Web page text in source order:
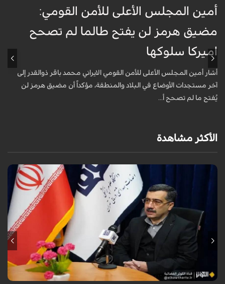
أمين المجلس الأعلى للأمن القومي:
مضيق هرمز لن يفتح طالما لم تصحح
اميركا سلوكها
أشار أمين المجلس الأعلى للأمن القومي الايراني محمد باقر ذوالقدر إلى
آخر مستجدات الأوضاع في البلاد والمنطقة، مؤكداً أن مضيق هرمز لن
يُفتح ما لم تصحح أ...
الأكثر مشاهدة
قال معاون وزير الصحة الإيراني لشؤون البحوث والتكنولوجيا، شاهين آخوندزاده،
إن التحقيقات التي أجرتها وزارة الصحة بشأن قصف مدينة لامِرد في محافظة